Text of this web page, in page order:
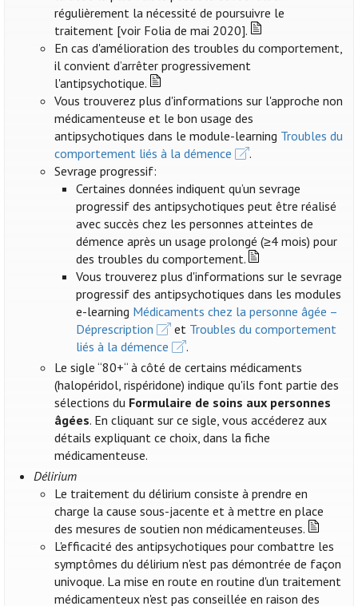
régulièrement la nécessité de poursuivre le
traitement [voir Folia de mai 2020].
En cas d'amélioration des troubles du comportement,
il convient d’arrêter progressivement
l'antipsychotique.
Vous trouverez plus d'informations sur l'approche non
médicamenteuse et le bon usage des
antipsychotiques dans le module-learning Troubles du
comportement liés à la démence
.
Sevrage progressif:
Certaines données indiquent qu’un sevrage
progressif des antipsychotiques peut être réalisé
avec succès chez les personnes atteintes de
démence après un usage prolongé (≥4 mois) pour
des troubles du comportement.
Vous trouverez plus d'informations sur le sevrage
progressif des antipsychotiques dans les modules
e-learning Médicaments chez la personne âgée –
Déprescription
et Troubles du comportement
liés à la démence
.
Le sigle “80+“ à côté de certains médicaments
(halopéridol, rispéridone) indique qu'ils font partie des
sélections du Formulaire de soins aux personnes
âgées. En cliquant sur ce sigle, vous accéderez aux
détails expliquant ce choix, dans la fiche
médicamenteuse.
Délirium
Le traitement du délirium consiste à prendre en
charge la cause sous-jacente et à mettre en place
des mesures de soutien non médicamenteuses.
L'efficacité des antipsychotiques pour combattre les
symptômes du délirium n'est pas démontrée de façon
univoque. La mise en route en routine d'un traitement
médicamenteux n'est pas conseillée en raison des